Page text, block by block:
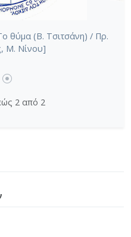
θύμα (Β. Τσιτσάνη) / Πρ.
Μ. Νίνου]
2 από 2